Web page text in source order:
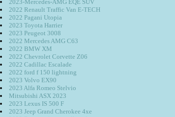
2023-Mercedes-AMG EQE SUV
2022 Renault Traffic Van E-TECH
2022 Pagani Utopia
2023 Toyota Harrier
2023 Peugeot 3008
2022 Mercedes AMG C63
2022 BMW XM
2022 Chevrolet Corvette Z06
2022 Cadillac Escalade
2022 ford f 150 lightning
2023 Volvo EX90
2023 Alfa Romeo Stelvio
Mitsubishi ASX 2023
2023 Lexus IS 500 F
2023 Jeep Grand Cherokee 4xe